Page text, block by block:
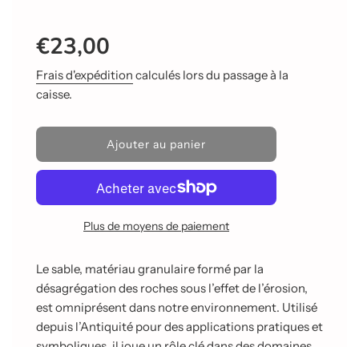
réduit
régulier
€23,00
Frais d'expédition calculés lors du passage à la
caisse.
C
a
r
g
e
m
n
e
n
c
Ajouter au panier
Plus de moyens de paiement
Le sable, matériau granulaire formé par la
désagrégation des roches sous l’effet de l’érosion,
est omniprésent dans notre environnement. Utilisé
depuis l’Antiquité pour des applications pratiques et